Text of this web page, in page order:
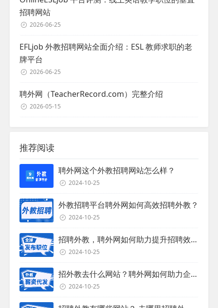
招聘网站
2026-06-25
EFLjob 外教招聘网站全面介绍：ESL 教师求职的老
牌平台
2026-06-25
聘外网（TeacherRecord.com）完整介绍
2026-05-15
推荐阅读
聘外网这个外教招聘网站怎么样？
2024-10-25
外教招聘平台聘外网如何高效招聘外教？
2024-10-25
招聘外教，聘外网如何助力提升招聘效率？
2024-10-25
招外教去什么网站？聘外网如何助力企业外教招聘
2024-10-25